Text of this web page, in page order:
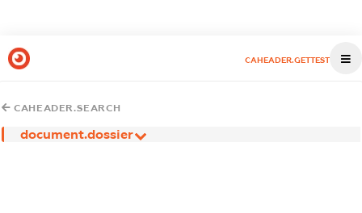
CAHEADER.GETTEST
CAHEADER.SEARCH
document.dossier